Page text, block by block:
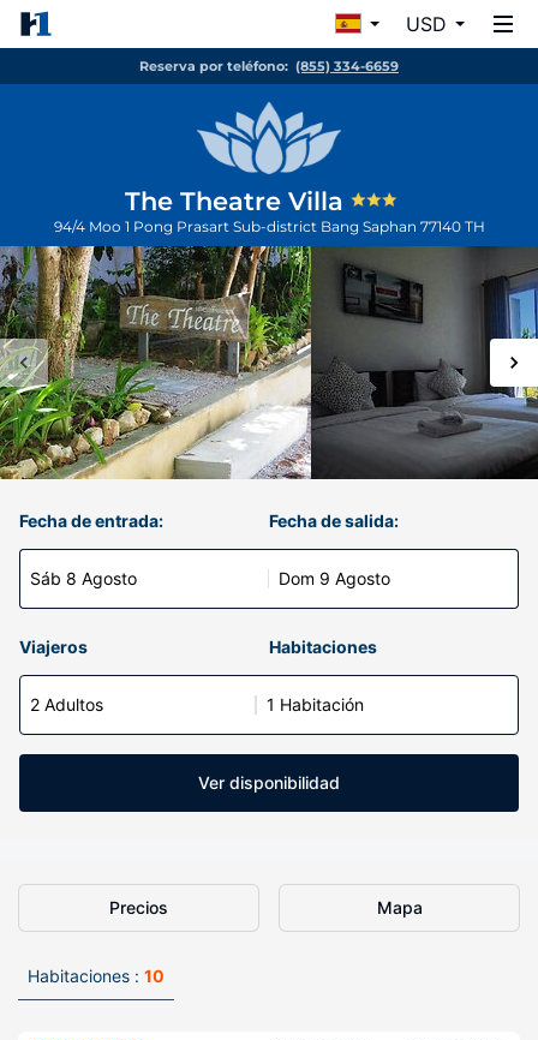
USD
Reserva por teléfono: (855) 334-6659
The Theatre Villa
94/4 Moo 1 Pong Prasart Sub-district Bang Saphan 77140 TH
Fecha de entrada:
Sáb 8 Agosto
Fecha de salida:
Dom 9 Agosto
Viajeros Habitaciones
2 Adultos 1 Habitación
Ver disponibilidad
Precios Mapa
Habitaciones : 10